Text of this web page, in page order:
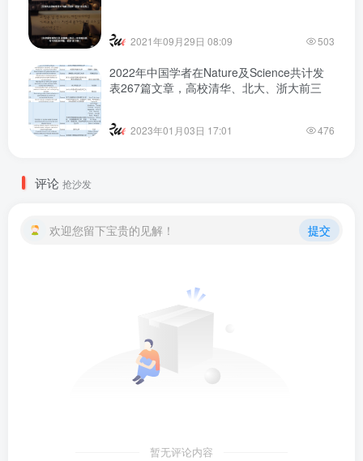
2021年09月29日 08:09 503
2022年中国学者在Nature及Science共计发
表267篇文章，高校清华、北大、浙大前三
2023年01月03日 17:01 476
评论 抢沙发
欢迎您留下宝贵的见解！ 提交
暂无评论内容